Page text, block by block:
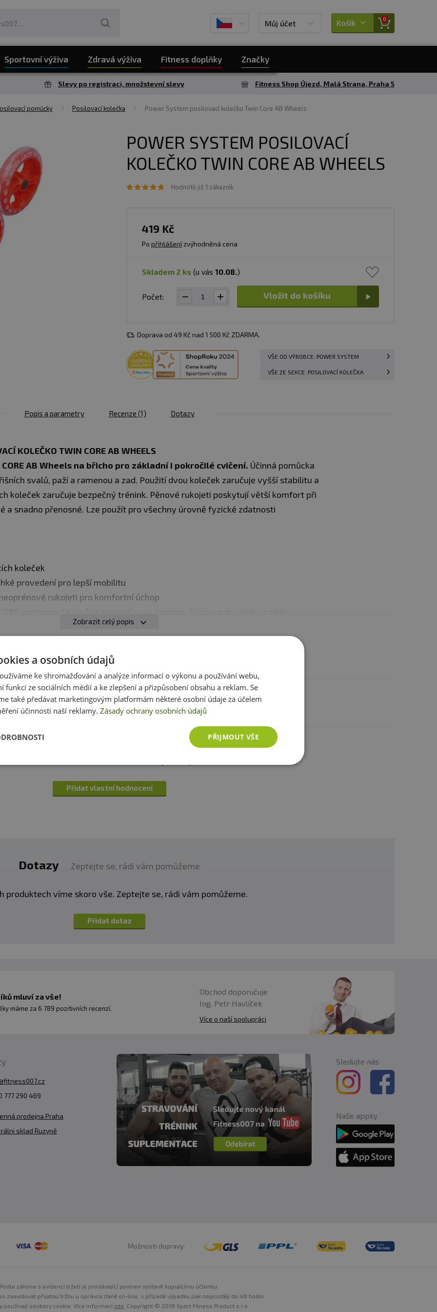
Můj účet Košík 0
Sportovní výživa Zdravá výživa Fitness doplňky Značky
Slevy po registraci, množstevní slevy Fitness Shop Újezd, Malá Strana, Praha 5
pomůcky Posilovací kolečka Power System posilovací kolečko Twin Core AB Wheels
POWER SYSTEM POSILOVACÍ
KOLEČKO TWIN CORE AB WHEELS
Hodnotil již 1 zákazník
419 Kč
Po přihlášenízvýhodněná cena
skladem 2 ks (u vás 10.08.)
Počet: Vložit do košíku
Doprava od 49 Kč nad 1 500 Kč ZDARMA.
VŠE OD VÝROBCE: POWER SYSTEM
VŠE ZE SEKCE: POSILOVACÍ KOLEČKA
Popis a parametry Recenze (1) Dotazy
KOLEČKO TWIN CORE AB WHEELS
AB Wheels na břicho pro základní i pokročilé cvičení. Účinná pomůcka
svalů, paží a ramenou a zad. Použití dvou koleček zaručuje vyšší stabilitu a
koleček zaručuje bezpečný trénink. Pěnové rukojeti poskytují větší komfort při
a snadno přenosné. Lze použít pro všechny úrovně fyzické zdatnosti
koleček
provedení pro lepší mobilitu
rukojeti pro komfortní úchop
TWIN CORE jsouvhodnou pomůckou pro posílení celého těla. Kolečka jsou
20 cm
2,5 cm
Zobrazit celý popis
Recenze Hodnotil již 1 zákazník
produktem zkušenost? Napište recenzi a pomozte tak ostatním
Přidat vlastní hodnocení
Dotazy Zeptejte se, rádi vám pomůžeme
produktech víme skoro vše. Zeptejte se, rádi vám pomůžeme.
Přidat dotaz
mluví za vše!
máme za 6 789 pozitivních recenzí.
Obchod doporučuje
Ing. Petr Havlíček
Více o naší spolupráci
777 290 469
prodejna Praha
sklad Ruzyně
Sledujte nás
Naše appky
Možnosti dopravy:
Podle zákona o evidenci tržeb je prodávající povinen vystavit kupujícímu účtenku.
zaevidovat přijatou tržbu u správce daně on-line, v případě výpadku pak nejpozději do 48 hodin.
používají soubory cookie. Více informací zde . Copyright © 2018 Sport Fitness Product s.r.o.
a osobních údajů
ke shromažďování a analýze informací o výkonu a používání webu,
funkcí ze sociálních médií a ke zlepšení a přizpůsobení obsahu a reklam. Se
také předávat marketingovým platformám některé osobní údaje za účelem
účinnosti naší reklamy. Zásady ochrany osobních údajů
PŘIJMOUT VŠE